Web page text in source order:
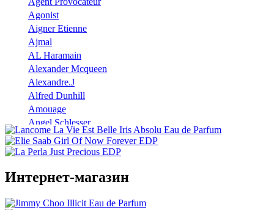
Agonist
Aigner Etienne
Ajmal
AL Haramain
Alexander Mcqueen
Alexandre.J
Alfred Dunhill
Amouage
Angel Schlesser
Anna Sui
Annayake
Antonio Banderas
Armaf
Интернет-магазин